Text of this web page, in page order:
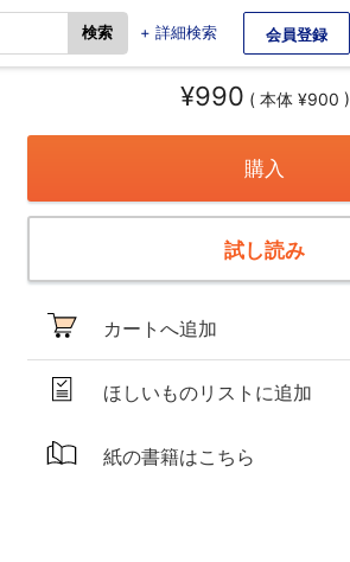
+ 詳細検索 会員登録
¥990 ( 本体 ¥900 )
購入
試し読み
カートへ追加
ほしいものリストに追加
紙の書籍はこちら